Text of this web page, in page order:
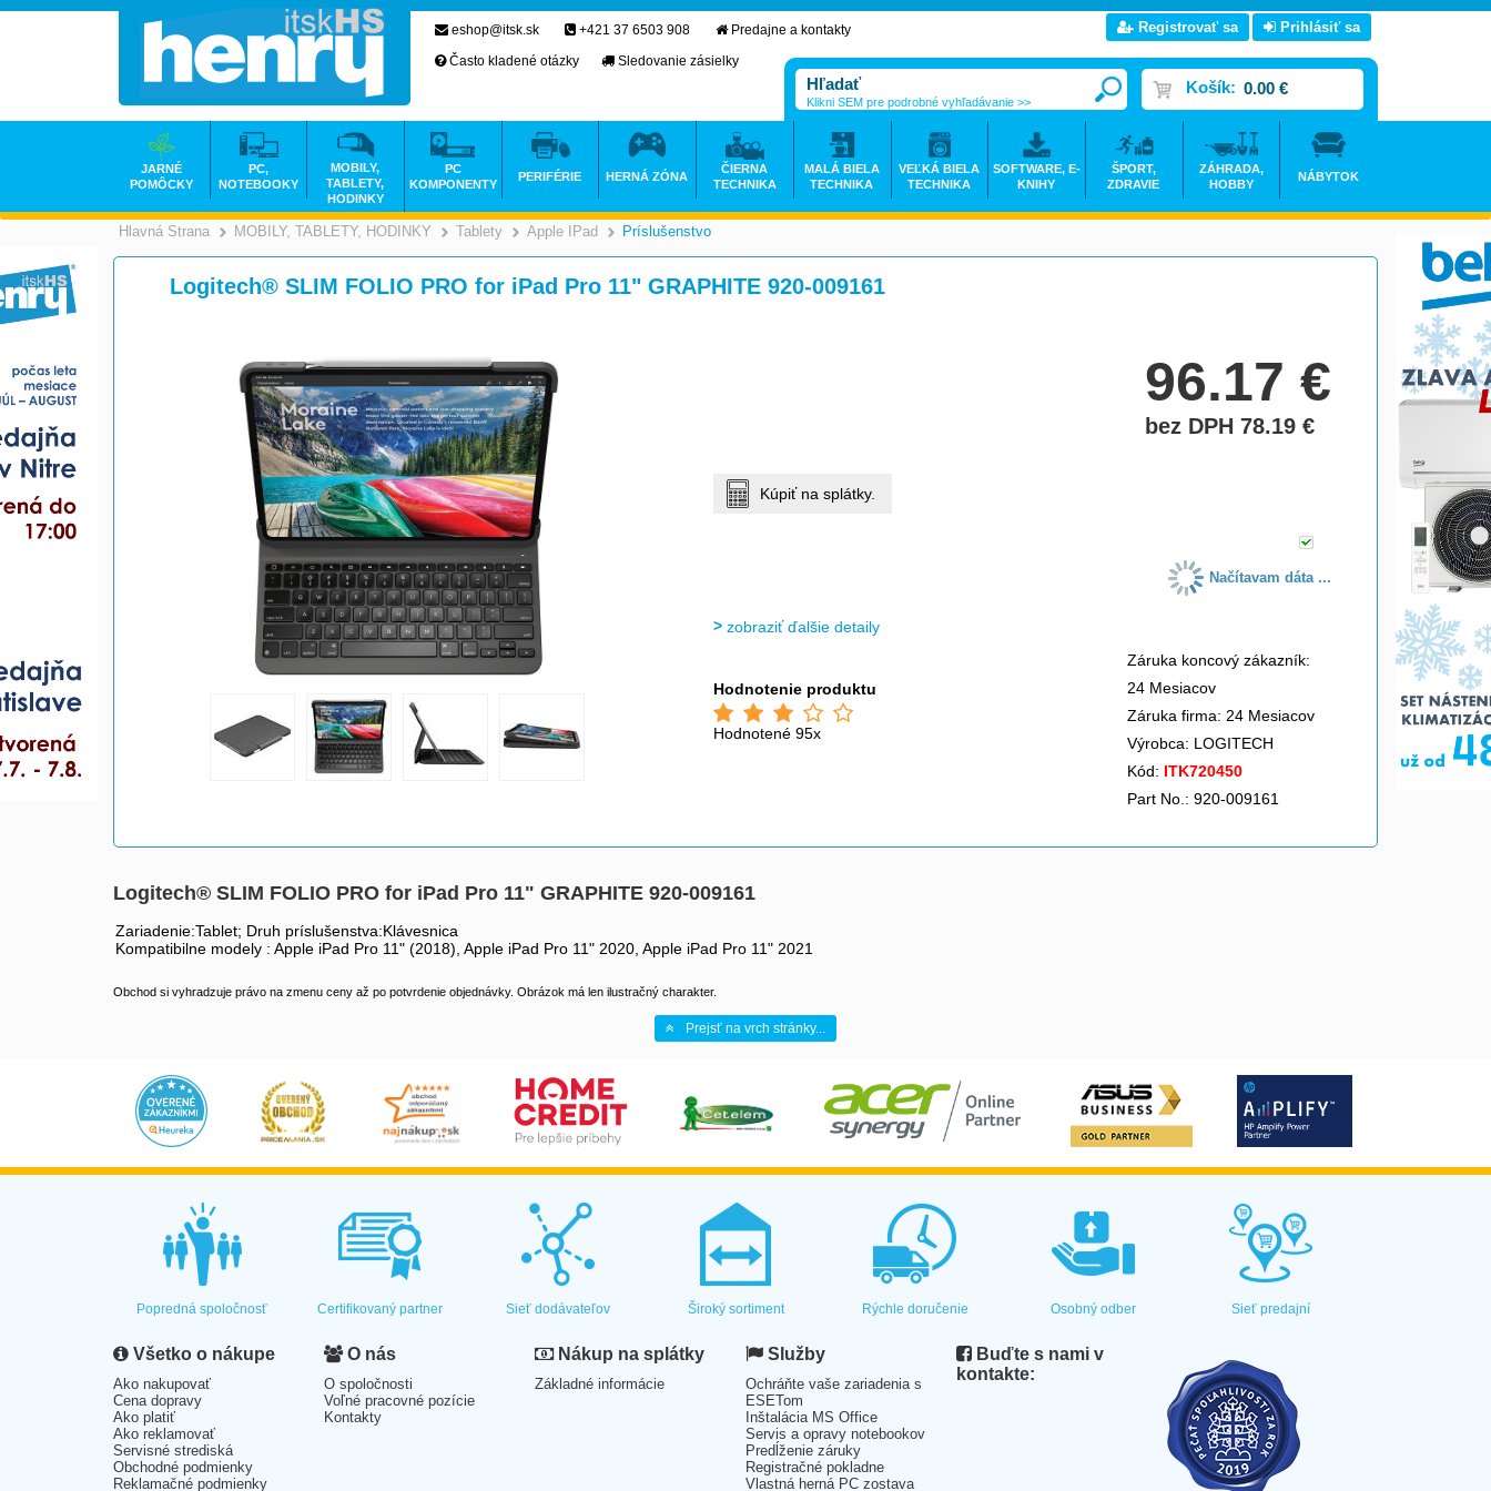
Hlavná Strana >
MOBILY, TABLETY, HODINKY >
Tablety >
Apple IPad >
Príslušenstvo
Logitech® SLIM FOLIO PRO for iPad Pro 11" GRAPHITE 920-009161
96.17€
bez DPH 78.19€
Kúpiť na splátky.
Načítavam dáta ...
zobraziť ďalšie detaily
Hodnotenie produktu
Hodnotené 95x
Záruka koncový zákazník:
24 Mesiacov
Záruka firma: 24 Mesiacov
Výrobca: LOGITECH
Kód: ITK720450
Part No.: 920-009161
Logitech® SLIM FOLIO PRO for iPad Pro 11" GRAPHITE 920-009161
Zariadenie:Tablet; Druh príslušenstva:Klávesnica
Kompatibilne modely : Apple iPad Pro 11" (2018), Apple iPad Pro 11" 2020, Apple iPad Pro 11" 2021
Obchod si vyhradzuje právo na zmenu ceny až po potvrdenie objednávky. Obrázok má len ilustračný charakter.
Prejsť na vrch stránky...
eshop@itsk.sk +421 37 6503 908
Predajne a kontakty
Často kladené otázky
Sledovanie zásielky
Registrovať sa Prihlásiť sa
Košík: 0.00 €
Klikni SEM pre podrobné vyhľadávanie >>
JARNÉ
POMÔCKY
PC,
NOTEBOOKY
MOBILY,
TABLETY,
HODINKY
PC
KOMPONENTY
PERIFÉRIE HERNÁ ZÓNA
ČIERNA
TECHNIKA
MALÁ BIELA
TECHNIKA
VEĽKÁ BIELA
TECHNIKA
SOFTWARE, E-
KNIHY
ŠPORT,
ZDRAVIE
ZÁHRADA,
HOBBY
NÁBYTOK
Popredná spoločnosť Certifikovaný partner Sieť dodávateľov Široký sortiment Rýchle doručenie Osobný odber Sieť predajní
Všetko o nákupe
Ako nakupovať
Cena dopravy
Ako platiť
Ako reklamovať
Servisné strediská
Obchodné podmienky
Reklamačné podmienky
O nás
O spoločnosti
Voľné pracovné pozície
Kontakty
Nákup na splátky
Základné informácie
Služby
Ochráňte vaše zariadenia s
ESETom
Inštalácia MS Office
Servis a opravy notebookov
Predĺženie záruky
Registračné pokladne
Vlastná herná PC zostava
Buďte s nami v
kontakte: